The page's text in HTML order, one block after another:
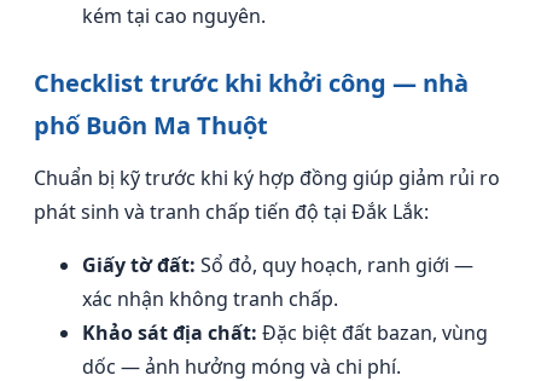
kém tại cao nguyên.
Checklist trước khi khởi công — nhà
phố Buôn Ma Thuột
Chuẩn bị kỹ trước khi ký hợp đồng giúp giảm rủi ro
phát sinh và tranh chấp tiến độ tại Đắk Lắk:
Giấy tờ đất: Sổ đỏ, quy hoạch, ranh giới —
xác nhận không tranh chấp.
Khảo sát địa chất: Đặc biệt đất bazan, vùng
dốc — ảnh hưởng móng và chi phí.